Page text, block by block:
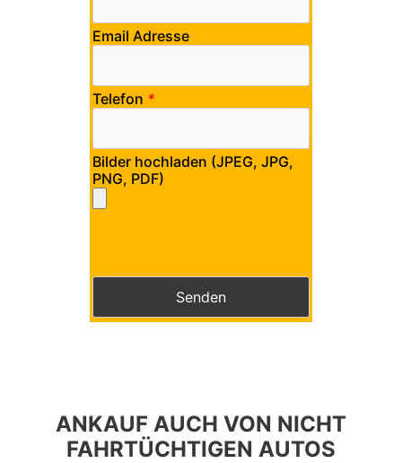
Email Adresse
Telefon *
Bilder hochladen (JPEG, JPG,
PNG, PDF)
Bitte lasse dieses Feld leer.
ANKAUF AUCH VON NICHT
FAHRTÜCHTIGEN AUTOS